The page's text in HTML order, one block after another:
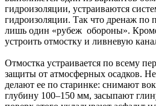
гидроизоляции, устраиваются
гидроизоляции. Так что дренаж по
лишь один «рубеж обороны».
устроить отмостку и ливневую
Отмостка устраивается по всему
защиты от атмосферных осадков.
делают ее по старинке: снимают
глубину 100–150 мм, засыпают